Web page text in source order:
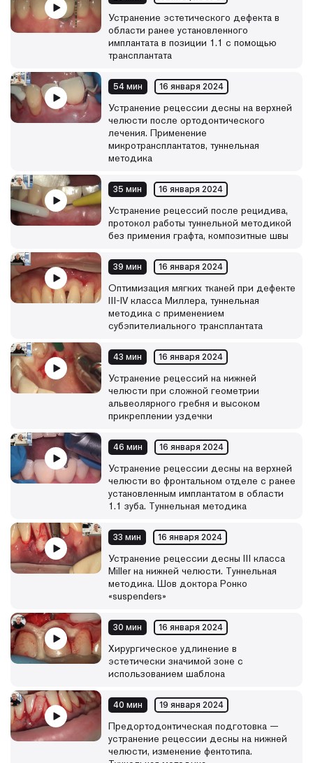
Устранение эстетического дефекта в
области ранее установленного
имплантата в позиции 1.1 с помощью
трансплантата
54 мин 16 января 2024
Устранение рецессии десны на верхней
челюсти после ортодонтического
лечения. Применение
микротрансплантатов, туннельная
методика
35 мин 16 января 2024
Устранение рецессий после рецидива,
протокол работы туннельной методикой
без примения графта, композитные швы
39 мин 16 января 2024
Оптимизация мягких тканей при дефекте
III-IV класса Миллера, туннельная
методика с применением
субэпителиального трансплантата
43 мин 16 января 2024
Устранение рецессий на нижней
челюсти при сложной геометрии
альвеолярного гребня и высоком
прикреплении уздечки
46 мин 16 января 2024
Устранение рецессии десны на верхней
челюсти во фронтальном отделе с ранее
установленным имплантатом в области
1.1 зуба. Туннельная методика
33 мин 16 января 2024
Устранение рецессии десны III класса
Miller на нижней челюсти. Туннельная
методика. Шов доктора Ронко
«suspenders»
30 мин 16 января 2024
Хирургическое удлинение в
эстетически значимой зоне с
использованием шаблона
40 мин 19 января 2024
Предортодонтическая подготовка —
устранение рецессии десны на нижней
челюсти, изменение фентотипа.